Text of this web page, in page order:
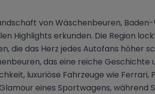
von Wäschenbeuren,
Highlights erkunden. Die Region
die das Herz jedes Autofans
das eine reiche
luxuriöse Fahrzeuge wie
eines Sportwagens,